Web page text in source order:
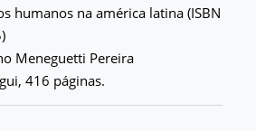
humanos na américa latina (ISBN
Meneguetti Pereira
416 páginas.